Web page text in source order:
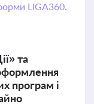
LIGA360.
та
програм і